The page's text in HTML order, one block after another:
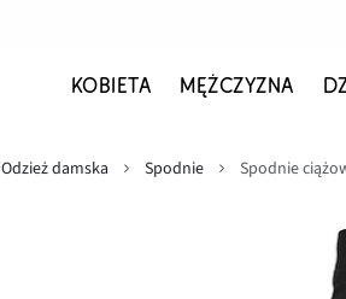
KOBIETA MĘŻCZYZNA
Odzież damska Spodnie Spodnie